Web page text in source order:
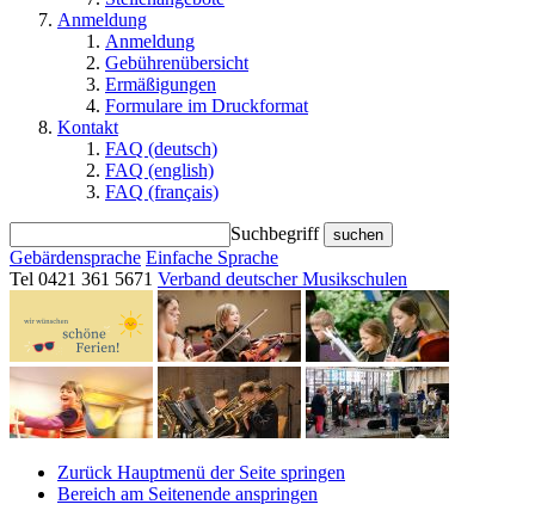
Anmeldung
Anmeldung
Gebührenübersicht
Ermäßigungen
Formulare im Druckformat
Kontakt
FAQ (deutsch)
FAQ (english)
FAQ (français)
Suchbegriff suchen
Gebärdensprache Einfache Sprache
Tel 0421 361 5671 Verband deutscher Musikschulen
Zurück Hauptmenü der Seite springen
Bereich am Seitenende anspringen